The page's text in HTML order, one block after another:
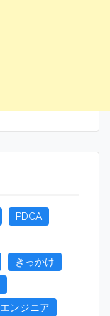
PDCA
きっかけ
エンジニア